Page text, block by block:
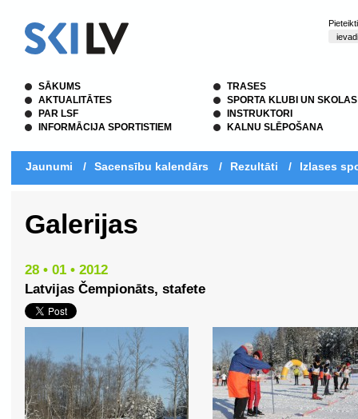
SĀKUMS
AKTUALITĀTES
PAR LSF
INFORMĀCIJA SPORTISTIEM
TRASES
SPORTA KLUBI UN SKOLAS
INSTRUKTORI
KALNU SLĒPOŠANA
Jaunumi / Sacensību kalendārs / Rezultāti / Izlases
Galerijas
28 • 01 • 2012
Latvijas Čempionāts, stafete